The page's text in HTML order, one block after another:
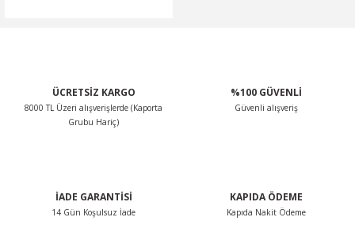
ÜCRETSİZ KARGO
8000 TL Üzeri alışverişlerde (Kaporta
Grubu Hariç)
%100 GÜVENLİ
Güvenli alışveriş
İADE GARANTİSİ
14 Gün Koşulsuz İade
KAPIDA ÖDEME
Kapıda Nakit Ödeme